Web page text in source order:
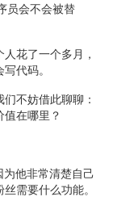
员会不会被替
花了一个多月，
代码。
不妨借此聊聊：
在哪里？
他非常清楚自己
需要什么功能。